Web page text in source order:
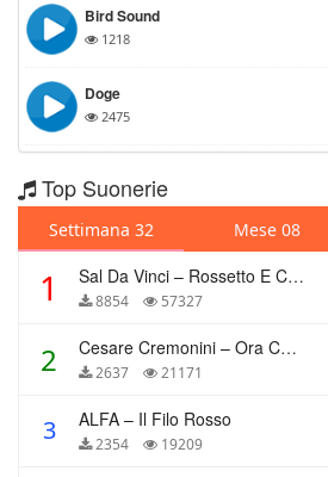
Bird Sound
1218
Doge
2475
Top Suonerie
Settimana 32 Mese 08
1 Sal Da Vinci – Rossetto E Caffè
8854 57327
2 Cesare Cremonini – Ora Che Non Ho Più Te
2637 21171
3 ALFA – Il Filo Rosso
2354 19209